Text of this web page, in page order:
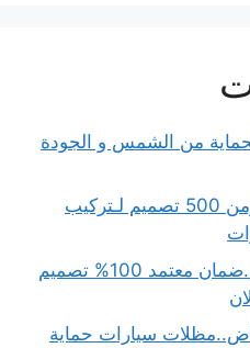
من الشمس و الجودة
تركيب مظلات الرياض..أكثرمن 500 تصميم لـتركيب
مظلات شد انشائي الرياض..ضمان معتمد 100% تصميم
سيارات حماية